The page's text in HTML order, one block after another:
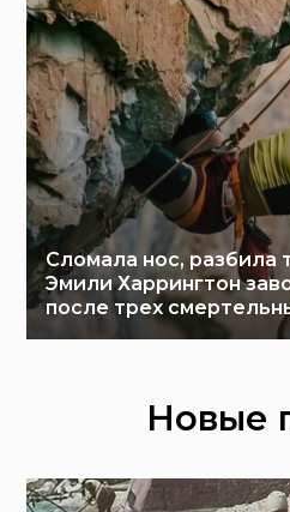
Сломала нос, разбила
Эмили Харрингтон
после трех
Новые